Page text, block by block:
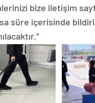
bize iletişim
süre içerisinde